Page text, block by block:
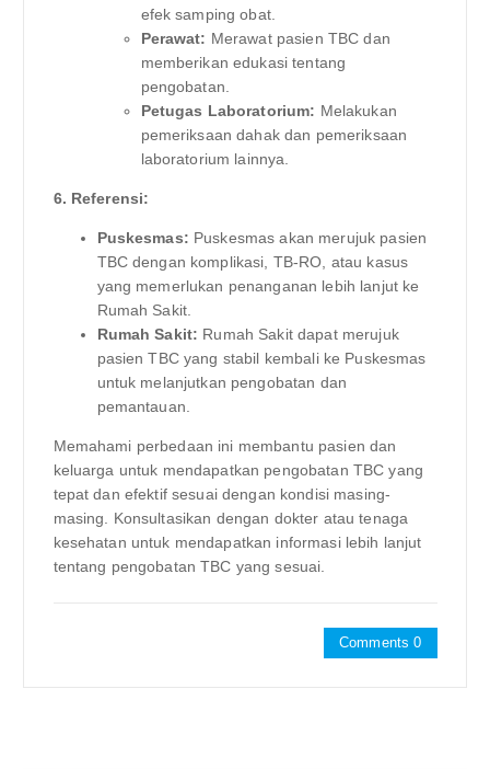
efek samping obat.
Perawat: Merawat pasien TBC dan
memberikan edukasi tentang
pengobatan.
Petugas Laboratorium: Melakukan
pemeriksaan dahak dan pemeriksaan
laboratorium lainnya.
6. Referensi:
Puskesmas: Puskesmas akan merujuk pasien
TBC dengan komplikasi, TB-RO, atau kasus
yang memerlukan penanganan lebih lanjut ke
Rumah Sakit.
Rumah Sakit: Rumah Sakit dapat merujuk
pasien TBC yang stabil kembali ke Puskesmas
untuk melanjutkan pengobatan dan
pemantauan.
Memahami perbedaan ini membantu pasien dan
keluarga untuk mendapatkan pengobatan TBC yang
tepat dan efektif sesuai dengan kondisi masing-
masing. Konsultasikan dengan dokter atau tenaga
kesehatan untuk mendapatkan informasi lebih lanjut
tentang pengobatan TBC yang sesuai.
Comments 0